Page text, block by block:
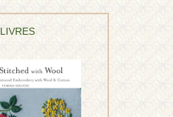
LIVRES